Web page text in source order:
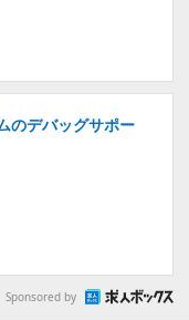
のデバッグサポー
Sponsored by